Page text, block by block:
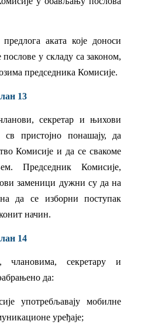
аката које доноси
у складу са законом,
председника Комисије.
13
секретар и њихови
пристојно понашају, да
Комисије и да се свакоме
Председник Комисије,
заменици дужни су да на
да се изборни поступак
начин.
14
члановима, секретару и
да:
употребљавају мобилне
уређаје;